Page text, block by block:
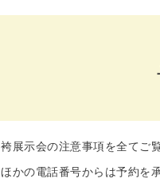
袴展示会の注意事項を全てご
ほかの電話番号からは予約を